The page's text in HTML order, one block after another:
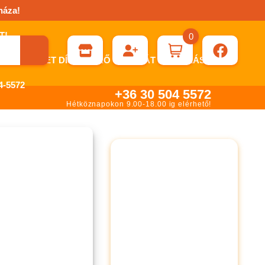
KÉRHET DÍJBEKÉRŐ SZÁMLÁT ÁTUTALÁSHOZ.
5572
0
+36 30 504 5572
Hétköznapokon 9.00-18.00 ig elérhető!